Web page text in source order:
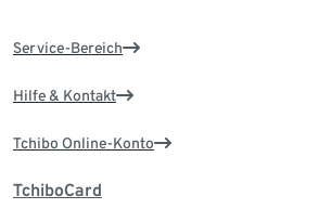
Service-Bereich
Hilfe & Kontakt
Tchibo Online-Konto
TchiboCard